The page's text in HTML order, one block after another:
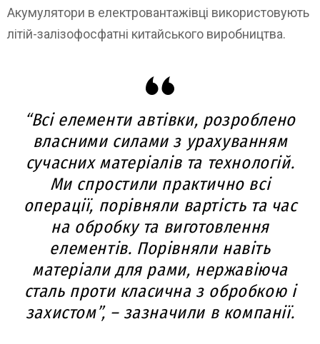
Акумулятори в електровантажівці використовують
літій-залізофосфатні китайського виробництва.
“Всі елементи автівки, розроблено
власними силами з урахуванням
сучасних матеріалів та технологій.
Ми спростили практично всі
операції, порівняли вартість та час
на обробку та виготовлення
елементів. Порівняли навіть
матеріали для рами, нержавіюча
сталь проти класична з обробкою і
захистом”, – зазначили в компанії.